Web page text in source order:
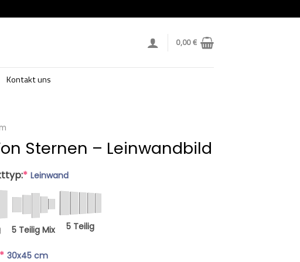
0,00€
Kontakt uns
Sternen – Leinwandbild
* Leinwand
5 Teilig Mix 5 Teilig
* 30x45 cm